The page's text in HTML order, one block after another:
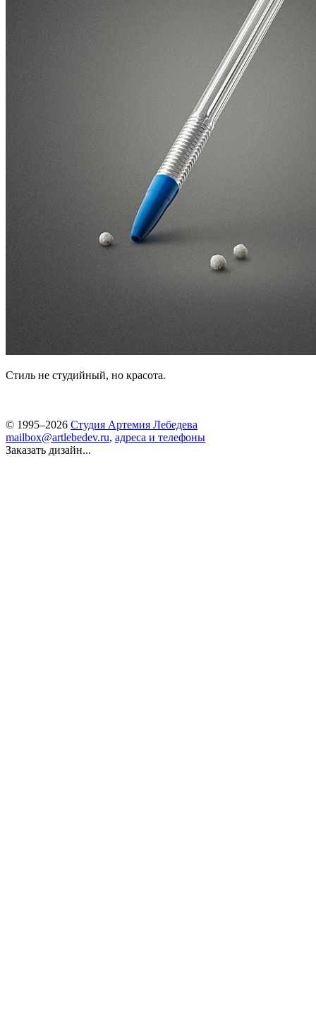
Стиль не студийный, но красота.
© 1995–2026 Студия Артемия Лебедева
mailbox@artlebedev.ru, адреса и телефоны
Заказать дизайн...